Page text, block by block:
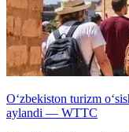
O‘zbekiston turizm
aylandi — WTTC